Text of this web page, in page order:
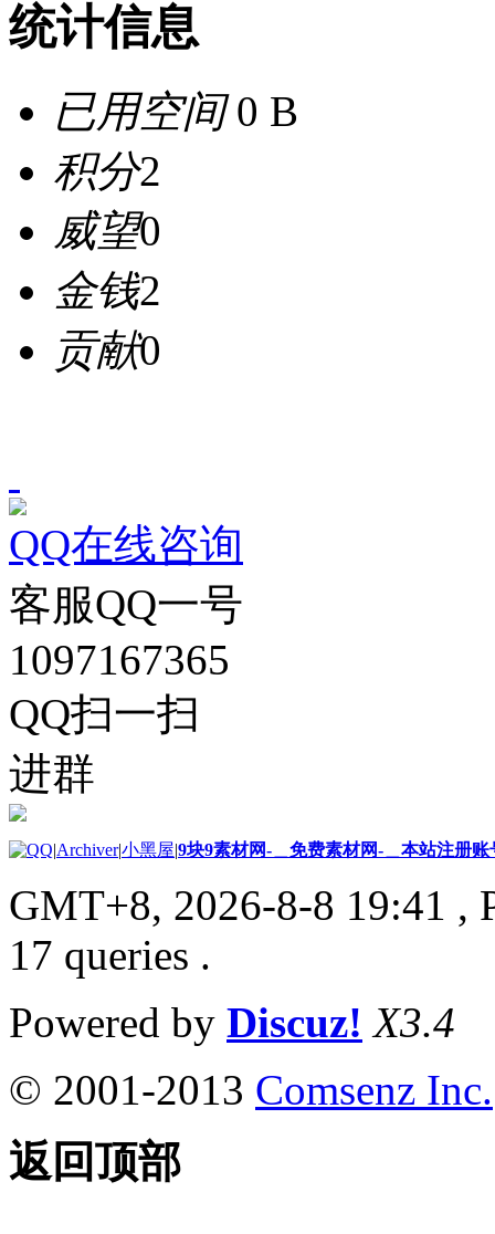
统计信息
已用空间0 B
积分2
威望0
金钱2
贡献0
QQ在线咨询
客服QQ一号
1097167365
QQ扫一扫
进群
|Archiver|小黑屋|9块9素材网-＿免费素材网-＿本站注册账
GMT+8, 2026-8-8 19:41 ,
17 queries .
Powered by Discuz! X3.4
© 2001-2013 Comsenz Inc.
返回顶部